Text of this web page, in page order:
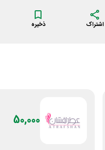
اشتراک ذخیره
50,000